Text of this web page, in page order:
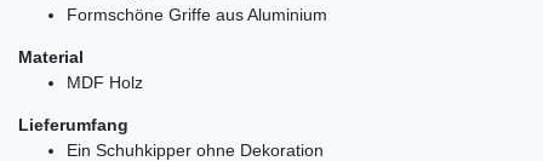
Formschöne Griffe aus Aluminium
Material
MDF Holz
Lieferumfang
Ein Schuhkipper ohne Dekoration